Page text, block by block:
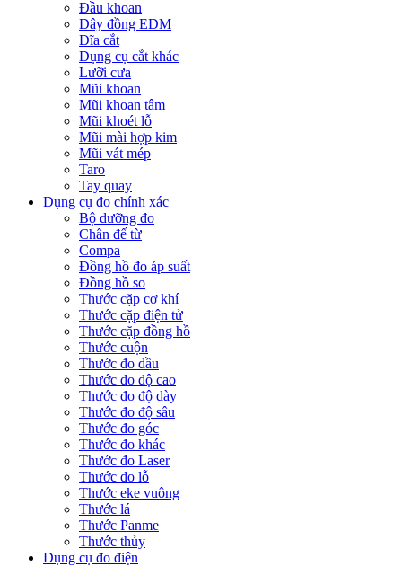
Đầu khoan
Dây đồng EDM
Đĩa cắt
Dụng cụ cắt khác
Lưỡi cưa
Mũi khoan
Mũi khoan tâm
Mũi khoét lỗ
Mũi mài hợp kim
Mũi vát mép
Taro
Tay quay
Dụng cụ đo chính xác
Bộ dưỡng đo
Chân đế từ
Compa
Đồng hồ đo áp suất
Đồng hồ so
Thước cặp cơ khí
Thước cặp điện tử
Thước cặp đồng hồ
Thước cuộn
Thước đo dầu
Thước đo độ cao
Thước đo độ dày
Thước đo độ sâu
Thước đo góc
Thước đo khác
Thước đo Laser
Thước đo lỗ
Thước eke vuông
Thước lá
Thước Panme
Thước thủy
Dụng cụ đo điện